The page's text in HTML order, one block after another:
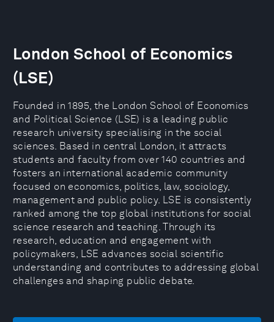
London School of Economics
(LSE)
Founded in 1895, the London School of Economics
and Political Science (LSE) is a leading public
research university specialising in the social
sciences. Based in central London, it attracts
students and faculty from over 140 countries and
fosters an international academic community
focused on economics, politics, law, sociology,
management and public policy. LSE is consistently
ranked among the top global institutions for social
science research and teaching. Through its
research, education and engagement with
policymakers, LSE advances social scientific
understanding and contributes to addressing global
challenges and shaping public debate.